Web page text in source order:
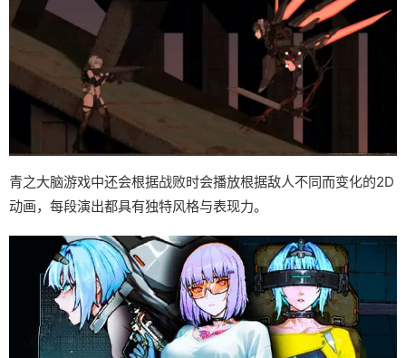
青之大脑游戏中还会根据战败时会播放根据敌人不同而变化的2D
动画，每段演出都具有独特风格与表现力。